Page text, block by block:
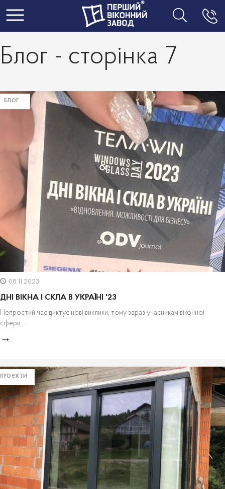
Toggle navigation
Блог - сторінка 7
БЛОГ
08.11.2023
ДНІ ВІКНА І СКЛА В УКРАЇНІ '23
Непростий час диктує нові виклики, тому зараз учасникам віконної
сфери...
ПРОЄКТИ